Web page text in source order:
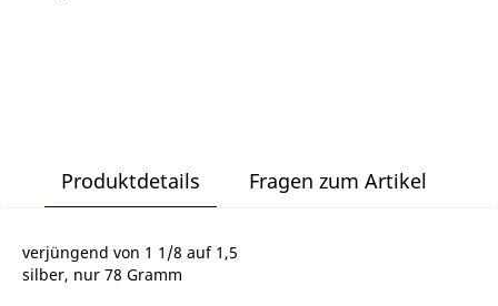
Produktdetails Fragen zum Artikel
verjüngend von 1 1/8 auf 1,5
silber, nur 78 Gramm